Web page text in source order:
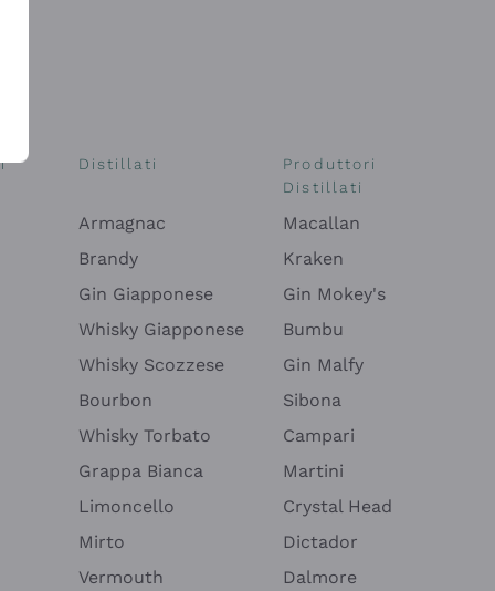
Distillati
Armagnac
Brandy
Gin Giapponese
Whisky Giapponese
Whisky Scozzese
Bourbon
Whisky Torbato
Grappa Bianca
Limoncello
Mirto
Vermouth
Produttori
Distillati
Macallan
Kraken
Gin Mokey's
Bumbu
Gin Malfy
Sibona
Campari
Martini
Crystal Head
Dictador
Dalmore